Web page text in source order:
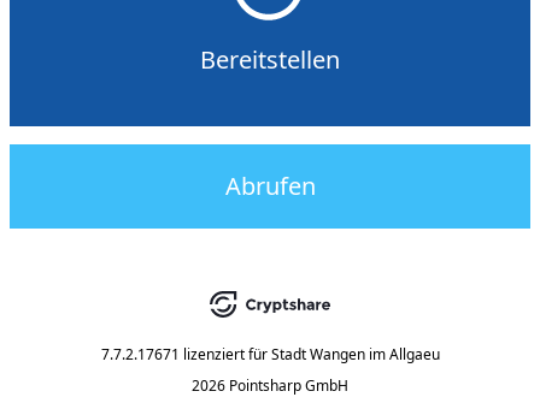
Bereitstellen
Abrufen
7.7.2.17671 lizenziert für Stadt Wangen im Allgaeu
2026 Pointsharp GmbH